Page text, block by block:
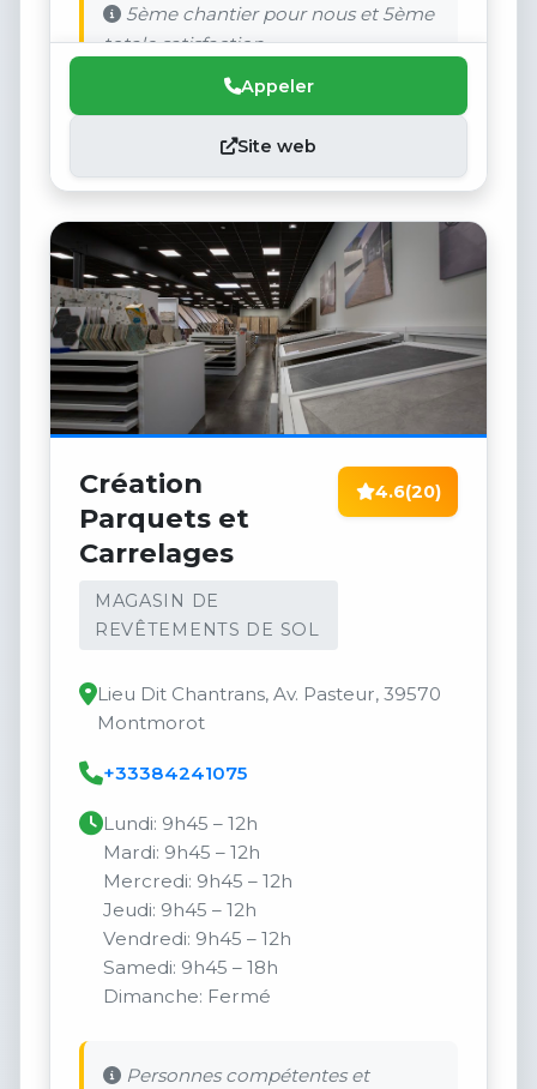
5ème chantier pour nous et 5ème
totale satisfaction.
Appeler
Site web
Création
Parquets et
Carrelages
MAGASIN DE
REVÊTEMENTS DE SOL
4.6(20)
Lieu Dit Chantrans, Av. Pasteur, 39570
Montmorot
+33384241075
Lundi: 9h45 – 12h
Mardi: 9h45 – 12h
Mercredi: 9h45 – 12h
Jeudi: 9h45 – 12h
Vendredi: 9h45 – 12h
Samedi: 9h45 – 18h
Dimanche: Fermé
Personnes compétentes et